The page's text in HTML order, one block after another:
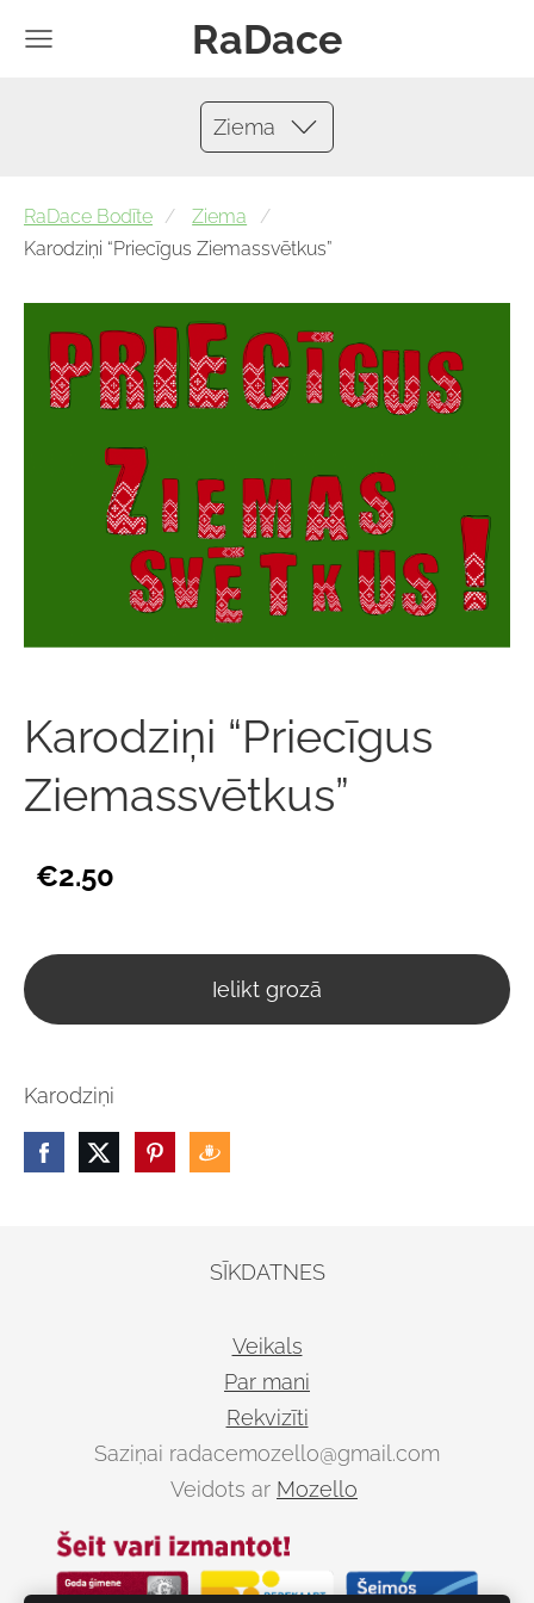
RaDace
Ziema
RaDace Bodīte
Ziema
Karodziņi “Priecīgus Ziemassvētkus”
Karodziņi “Priecīgus
Ziemassvētkus”
€2.50
Ielikt grozā
Karodziņi
SĪKDATNES
Veikals
Par mani
Rekvizīti
Saziņai radacemozello@gmail.com
Veidots ar Mozello